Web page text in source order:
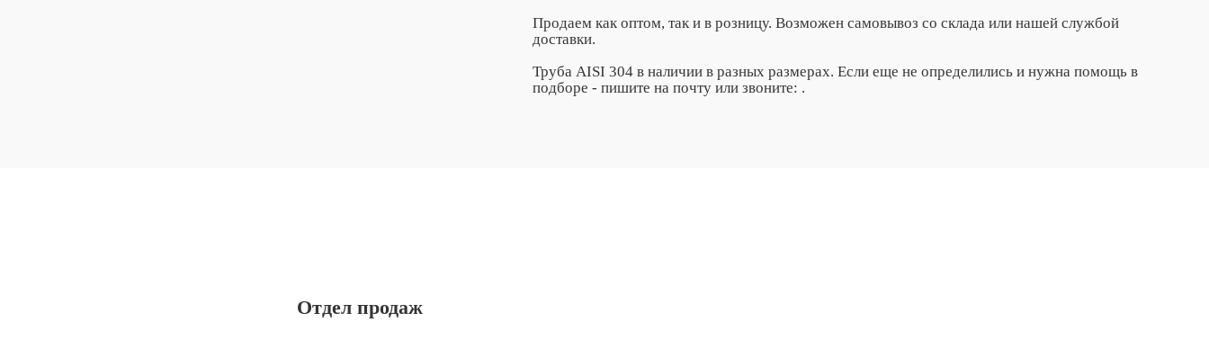
Продаем как оптом, так и в розницу. Возможен самовывоз со склада или нашей службой
доставки.
Труба AISI 304 в наличии в разных размерах. Если еще не определились и нужна помощь в
подборе - пишите на почту или звоните: .
Отдел продаж